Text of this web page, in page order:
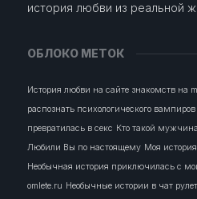
история любви из реальной
ОБЛОКО МЕТОК
История любви на сайте знакомств на
распознать психологического вампиров
превратилась в секс Кто такой
Любили Вы по настоящему Моя
Необычная история приключилась с
omlete.ru Необычные истории в чат